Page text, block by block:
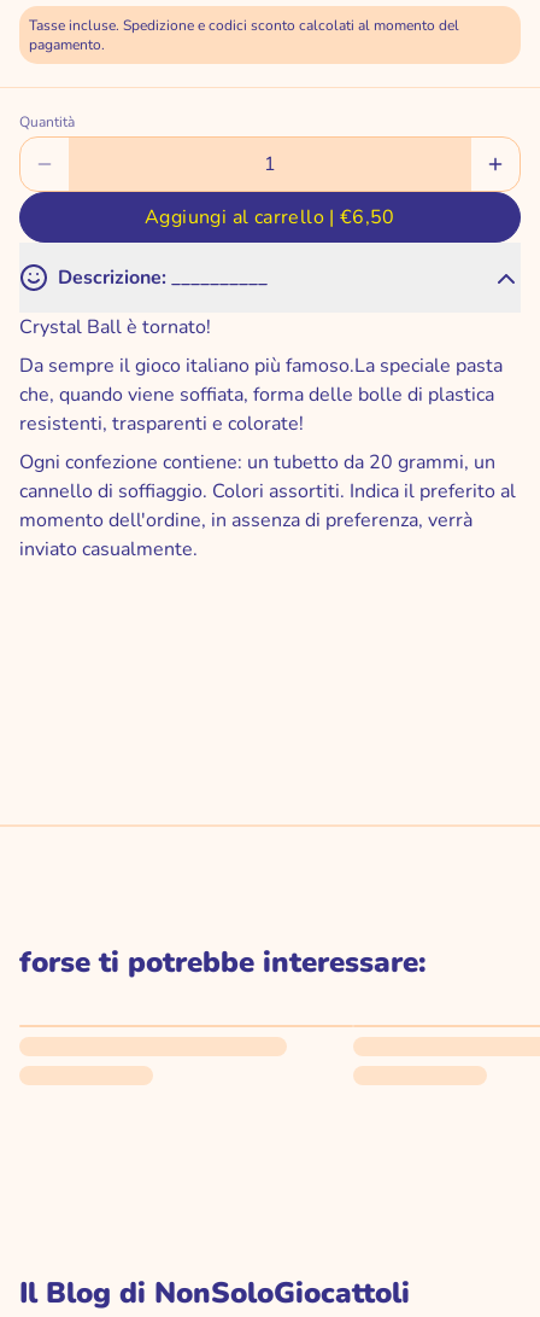
Tasse incluse. Spedizione e codici sconto calcolati al momento del
pagamento.
Quantità
Aggiungi al carrello | €6,50
Descrizione: __________
Crystal Ball è tornato!
Da sempre il gioco italiano più famoso.La speciale pasta
che, quando viene soffiata, forma delle bolle di plastica
resistenti, trasparenti e colorate!
Ogni confezione contiene: un tubetto da 20 grammi, un
cannello di soffiaggio. Colori assortiti. Indica il preferito al
momento dell'ordine, in assenza di preferenza, verrà
inviato casualmente.
forse ti potrebbe interessare:
Il Blog di NonSoloGiocattoli